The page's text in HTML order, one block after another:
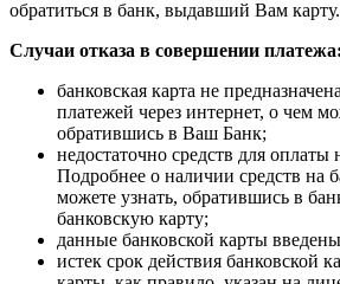
обратиться в банк, выдавший Вам карту.
Случаи отказа в совершении платежа:
банковская карта не
платежей через интернет, о чем
обратившись в Ваш Банк;
недостаточно средств для оплаты
Подробнее о наличии средств на
можете узнать, обратившись в
банковскую карту;
данные банковской карты
истек срок действия банковской